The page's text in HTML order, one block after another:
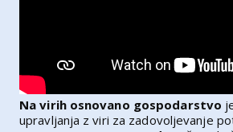
Na virih osnovano gospodarstvo
upravljanja z viri za zadovoljevanje